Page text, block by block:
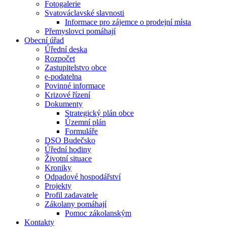
Fotogalerie
Svatováclavské slavnosti
Informace pro zájemce o prodejní místa
Přemyslovci pomáhají
Obecní úřad
Úřední deska
Rozpočet
Zastupitelstvo obce
e-podatelna
Povinné informace
Krizové řízení
Dokumenty
Strategický plán obce
Územní plán
Formuláře
DSO Budečsko
Úřední hodiny
Životní situace
Kroniky
Odpadové hospodářství
Projekty
Profil zadavatele
Zákolany pomáhají
Pomoc zákolanským
Kontakty